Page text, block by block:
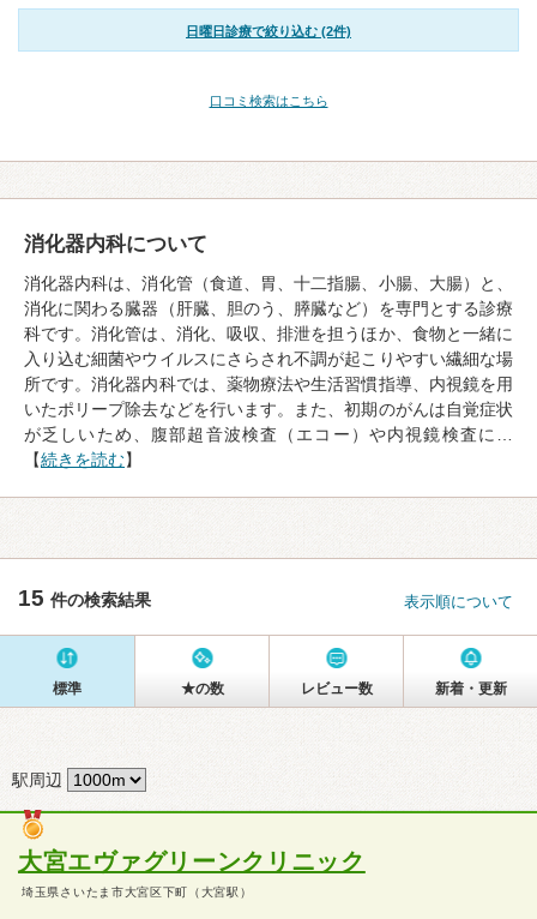
日曜日診療で絞り込む (2件)
口コミ検索はこちら
消化器内科について
消化器内科は、消化管（食道、胃、十二指腸、小腸、大腸）と、
消化に関わる臓器（肝臓、胆のう、膵臓など）を専門とする診療
科です。消化管は、消化、吸収、排泄を担うほか、食物と一緒に
入り込む細菌やウイルスにさらされ不調が起こりやすい繊細な場
所です。消化器内科では、薬物療法や生活習慣指導、内視鏡を用
いたポリープ除去などを行います。また、初期のがんは自覚症状
が乏しいため、腹部超音波検査（エコー）や内視鏡検査に…
【続きを読む】
15 件の検索結果 表示順について
標準 ★の数 レビュー数 新着・更新
駅周辺
大宮エヴァグリーンクリニック
埼玉県さいたま市大宮区下町（大宮駅）